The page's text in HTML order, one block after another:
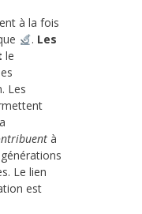
à la fois
. Les
le
Les
à
Le lien
est